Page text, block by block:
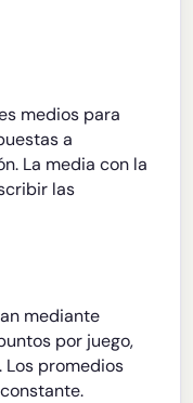
medios para
a
La media con la
las
mediante
por juego,
Los promedios